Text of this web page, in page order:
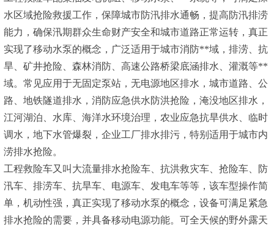
水区域抢险救援工作，保障城市防汛排水通畅，提高防汛排涝
能力，确保汛期群众生命财产安全和城市道路正常运转，真正
实现了移动水泵的概念，广泛适用于城市消防**域，排涝、抗
旱、矿井抢险、森林消防、高速公路桥梁底涵排水、灌溉等**
域。常见应用于无固定泵站，无电源地区排水，城市道路、公
路、地铁隧道排水，消防应急供水防洪抢险，淹没地区排水，
江河湖泊、水库、海洋水环境治理，农业应急抗旱供水、临时
调水，地下水管爆裂，企业工厂排水排污，特别适用于城市内
涝排水抢险。
工程救险车又叫大流量排水抢险车、抗洪救灾车、抢险车、防
汛车、排涝车、抗旱车、电源车、发电车等等，该车型操作简
单，机动性强，真正实现了移动水泵的概念，设备可满足紧急
排水抢险的需要，并具备移动电源功能。可全天候的野外露天